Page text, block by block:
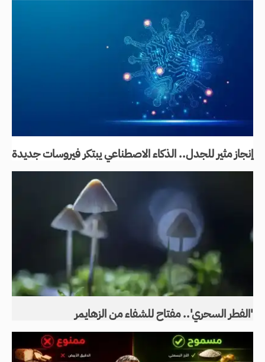
إنجاز مثير للجدل.. الذكاء الاصطناعي يبتكر فيروسات جديدة
'الفطر السحري'.. مفتاح للشفاء من الزهايمر